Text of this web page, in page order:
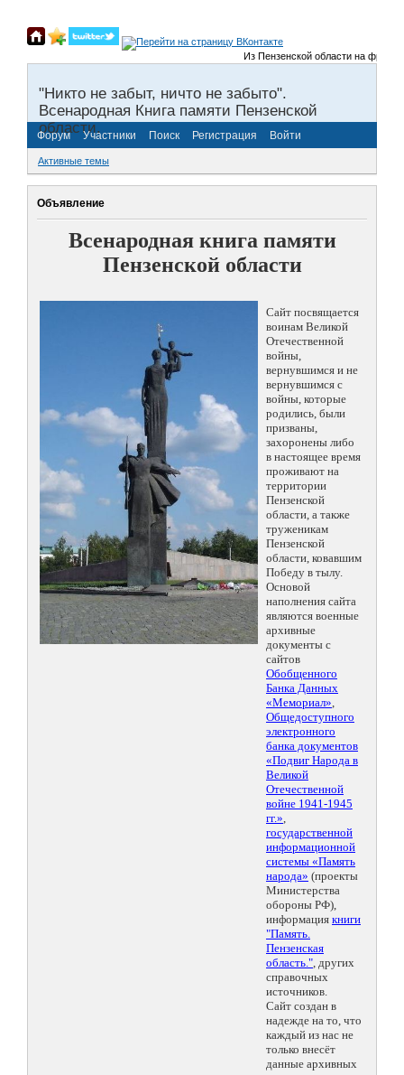
Из Пензенской области на фронты
"Никто не забыт, ничто не забыто".
Всенародная Книга памяти Пензенской
области.
Форум Участники Поиск Регистрация Войти
Активные темы
Объявление
Всенародная книга памяти
Пензенской области
Сайт посвящается
воинам Великой
Отечественной
войны,
вернувшимся и не
вернувшимся с
войны, которые
родились, были
призваны,
захоронены либо
в настоящее время
проживают на
территории
Пензенской
области, а также
труженикам
Пензенской
области, ковавшим
Победу в тылу.
Основой
наполнения сайта
являются военные
архивные
документы с
сайтов
Обобщенного
Банка Данных
«Мемориал»,
Общедоступного
электронного
банка документов
«Подвиг Народа в
Великой
Отечественной
войне 1941-1945
гг.»,
государственной
информационной
системы «Память
народа» (проекты
Министерства
обороны РФ),
информация книги
"Память.
Пензенская
область.", других
справочных
источников.
Сайт создан в
надежде на то, что
каждый из нас не
только внесёт
данные архивных